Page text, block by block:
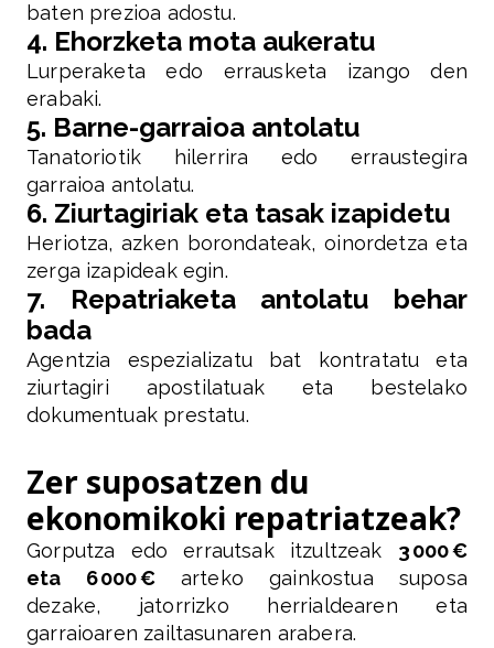
baten prezioa adostu.
4. Ehorzketa mota aukeratu
Lurperaketa edo errausketa izango den
erabaki.
5. Barne-garraioa antolatu
Tanatoriotik hilerrira edo erraustegira
garraioa antolatu.
6. Ziurtagiriak eta tasak izapidetu
Heriotza, azken borondateak, oinordetza eta
zerga izapideak egin.
7. Repatriaketa antolatu behar
bada
Agentzia espezializatu bat kontratatu eta
ziurtagiri apostilatuak eta bestelako
dokumentuak prestatu.
Zer suposatzen du
ekonomikoki repatriatzeak?
Gorputza edo errautsak itzultzeak 3 000 €
eta 6 000 €arteko gainkostua suposa
dezake, jatorrizko herrialdearen eta
garraioaren zailtasunaren arabera.